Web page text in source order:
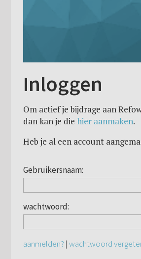
Inloggen
Om actief je bijdrage aan
dan kan je die hier aanmaken.
Heb je al een account
Gebruikersnaam:
wachtwoord:
aanmelden? | wachtwoord